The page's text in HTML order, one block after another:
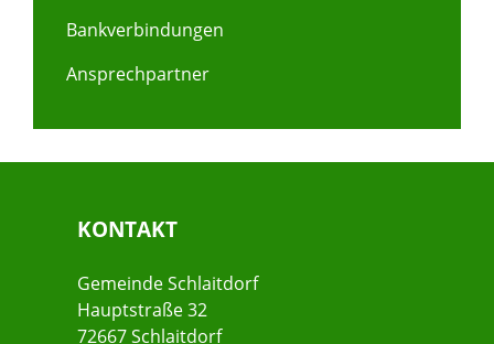
Bankverbindungen
Ansprechpartner
KONTAKT
Gemeinde Schlaitdorf
Hauptstraße 32
72667 Schlaitdorf